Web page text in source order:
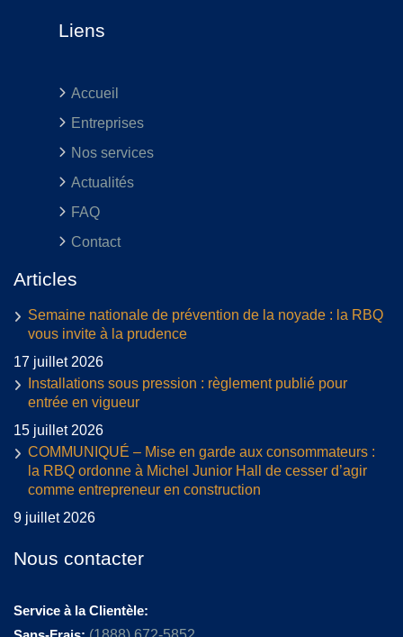
Liens
Accueil
Entreprises
Nos services
Actualités
FAQ
Contact
Articles
Semaine nationale de prévention de la noyade : la RBQ
vous invite à la prudence
17 juillet 2026
Installations sous pression : règlement publié pour
entrée en vigueur
15 juillet 2026
COMMUNIQUÉ – Mise en garde aux consommateurs :
la RBQ ordonne à Michel Junior Hall de cesser d’agir
comme entrepreneur en construction
9 juillet 2026
Nous contacter
Service à la Clientèle: